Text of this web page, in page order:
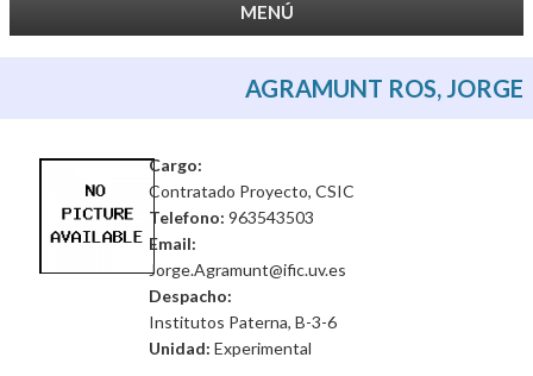
MENÚ
AGRAMUNT ROS, JORGE
Cargo:
Contratado Proyecto, CSIC
Telefono: 963543503
Email:
Jorge.Agramunt@ific.uv.es
Despacho:
Institutos Paterna, B-3-6
Unidad: Experimental